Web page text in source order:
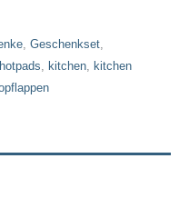
, Geschenkset,
hotpads, kitchen, kitchen